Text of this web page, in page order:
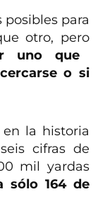
posibles para
otro, pero
uno que
o si
la historia
cifras de
mil yardas
sólo 164 de